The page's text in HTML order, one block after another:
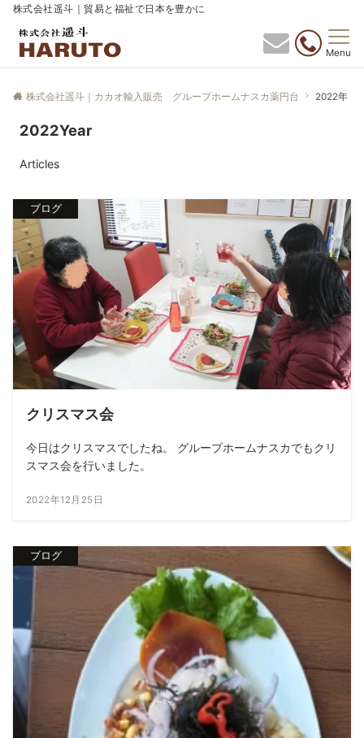
株式会社遥斗｜貿易と福祉で日本を豊かに
Menu
株式会社遥斗｜カカオ輸入販売 グループホームナスカ薬円台 2022年
2022Year
Articles
ブログ
クリスマス会
今日はクリスマスでしたね。 グループホームナスカでもクリ
スマス会を行いました。
2022年12月25日
ブログ